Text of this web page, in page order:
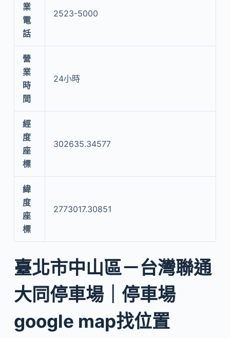
業
電
話
2523-5000
營
業
時
間
24小時
經
度
座
標
302635.34577
緯
度
座
標
2773017.30851
臺北市中山區－台灣聯通
大同停車場｜停車場
google map找位置